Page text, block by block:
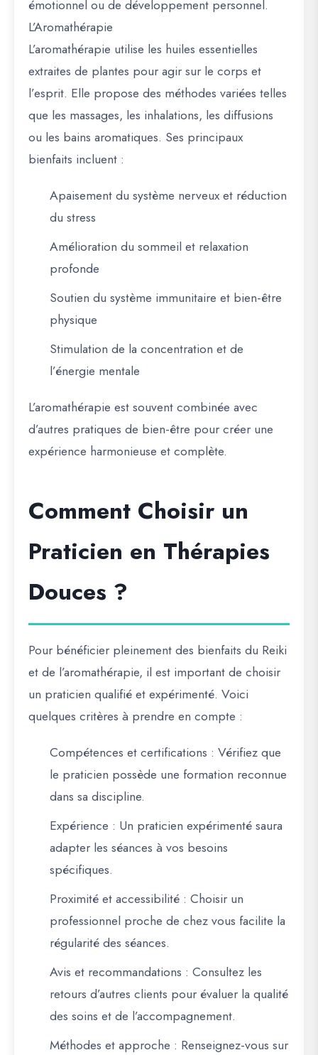
émotionnel ou de développement personnel.
L’Aromathérapie
L’aromathérapie utilise les huiles essentielles
extraites de plantes pour agir sur le corps et
l’esprit. Elle propose des méthodes variées telles
que les massages, les inhalations, les diffusions
ou les bains aromatiques. Ses principaux
bienfaits incluent :
Apaisement du système nerveux et réduction
du stress
Amélioration du sommeil et relaxation
profonde
Soutien du système immunitaire et bien-être
physique
Stimulation de la concentration et de
l’énergie mentale
L’aromathérapie est souvent combinée avec
d’autres pratiques de bien-être pour créer une
expérience harmonieuse et complète.
Comment Choisir un
Praticien en Thérapies
Douces ?
Pour bénéficier pleinement des bienfaits du Reiki
et de l’aromathérapie, il est important de choisir
un praticien qualifié et expérimenté. Voici
quelques critères à prendre en compte :
Compétences et certifications : Vérifiez que
le praticien possède une formation reconnue
dans sa discipline.
Expérience : Un praticien expérimenté saura
adapter les séances à vos besoins
spécifiques.
Proximité et accessibilité : Choisir un
professionnel proche de chez vous facilite la
régularité des séances.
Avis et recommandations : Consultez les
retours d’autres clients pour évaluer la qualité
des soins et de l’accompagnement.
Méthodes et approche : Renseignez-vous sur